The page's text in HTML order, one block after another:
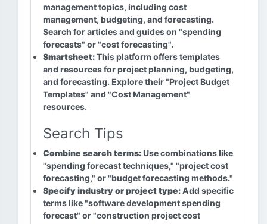
management topics, including cost
management, budgeting, and forecasting.
Search for articles and guides on "spending
forecasts" or "cost forecasting".
Smartsheet:This platform offers templates
and resources for project planning, budgeting,
and forecasting. Explore their "Project Budget
Templates" and "Cost Management"
resources.
Search Tips
Combine search terms: Use combinations like
"spending forecast techniques," "project cost
forecasting," or "budget forecasting methods."
Specify industry or project type:Add specific
terms like "software development spending
forecast" or "construction project cost